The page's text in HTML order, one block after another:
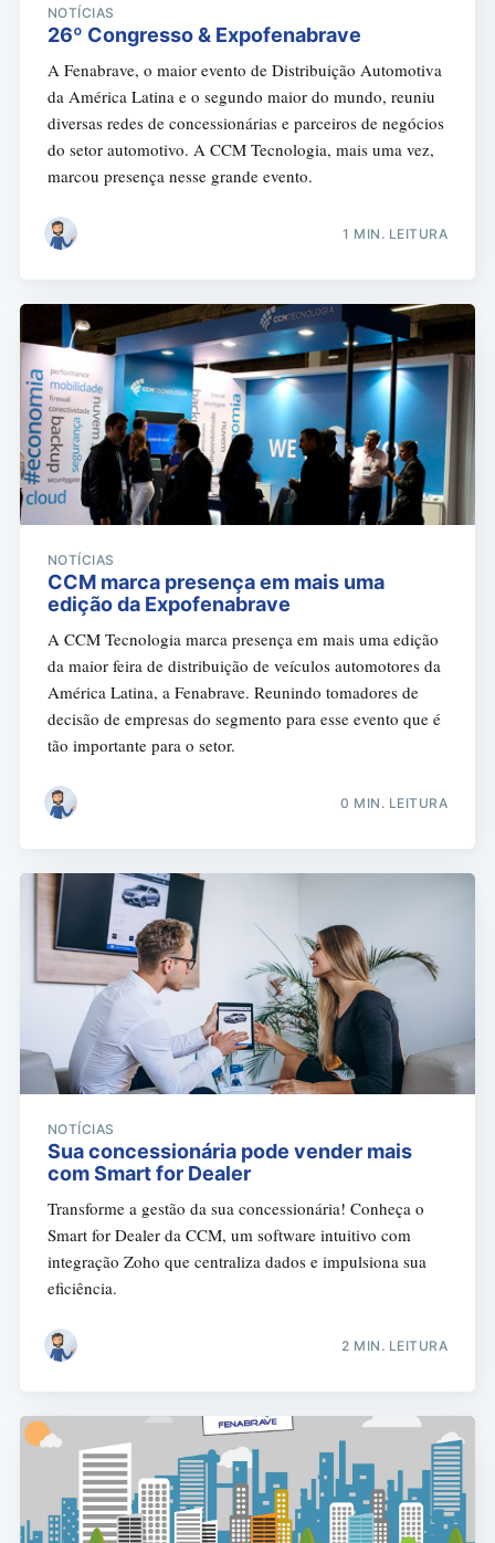
NOTÍCIAS
26º Congresso & Expofenabrave
A Fenabrave, o maior evento de Distribuição Automotiva
da América Latina e o segundo maior do mundo, reuniu
diversas redes de concessionárias e parceiros de negócios
do setor automotivo. A CCM Tecnologia, mais uma vez,
marcou presença nesse grande evento.
1 MIN. LEITURA
NOTÍCIAS
CCM marca presença em mais uma
edição da Expofenabrave
A CCM Tecnologia marca presença em mais uma edição
da maior feira de distribuição de veículos automotores da
América Latina, a Fenabrave. Reunindo tomadores de
decisão de empresas do segmento para esse evento que é
tão importante para o setor.
0 MIN. LEITURA
NOTÍCIAS
Sua concessionária pode vender mais
com Smart for Dealer
Transforme a gestão da sua concessionária! Conheça o
Smart for Dealer da CCM, um software intuitivo com
integração Zoho que centraliza dados e impulsiona sua
eficiência.
2 MIN. LEITURA